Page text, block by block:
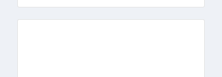
极中试产线，快速实现成果转化，抢占市场先机。制氢